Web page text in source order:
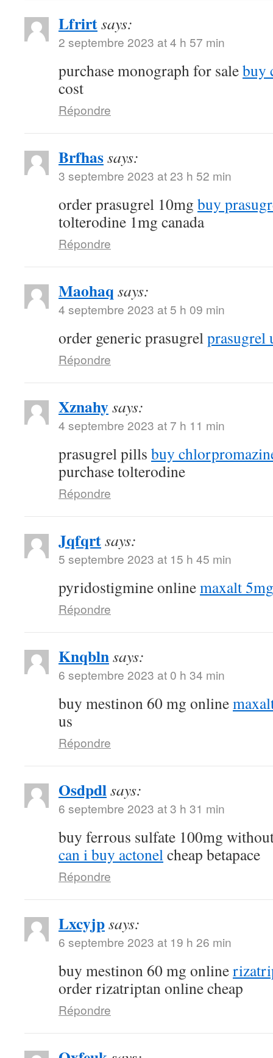
Lfrirtsays:
2 septembre 2023 at 4 h 57 min
purchase monograph for salebuy
cost
Répondre
Brfhassays:
3 septembre 2023 at 23 h 52 min
order prasugrel 10mg buy
tolterodine 1mg canada
Répondre
Maohaq says:
4 septembre 2023 at 5 h 09 min
order generic prasugrelprasugrel
Répondre
Xznahysays:
4 septembre 2023 at 7 h 11 min
prasugrel pills buy
purchase tolterodine
Répondre
Jqfqrtsays:
5 septembre 2023 at 15 h 45 min
pyridostigmine onlinemaxalt
Répondre
Knqblnsays:
6 septembre 2023 at 0 h 34 min
buy mestinon 60 mg online
us
Répondre
Osdpdlsays:
6 septembre 2023 at 3 h 31 min
buy ferrous sulfate 100mg
can i buy actonelcheap betapace
Répondre
Lxcyjpsays:
6 septembre 2023 at 19 h 26 min
buy mestinon 60 mg online
order rizatriptan online cheap
Répondre